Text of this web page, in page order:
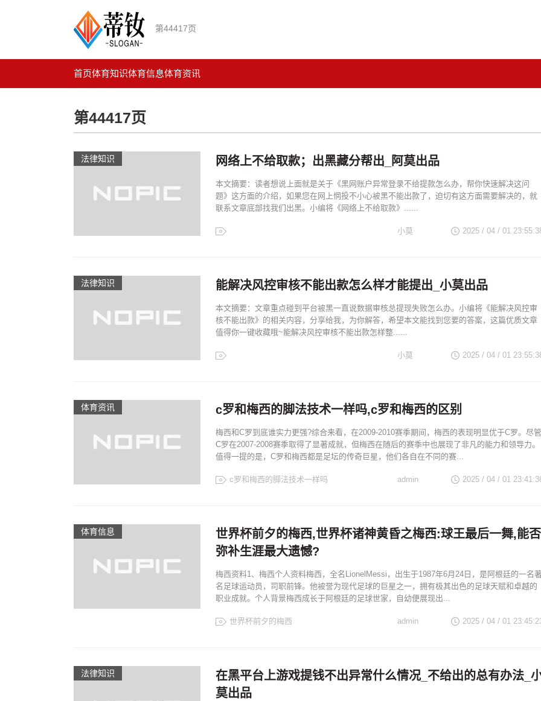
第44417页
首页体育知识体育信息体育资讯
第44417页
法律知识 网络上不给取款；出黑藏分帮出_阿莫出品
本文摘要：读者想说上面就是关于《黑网账户异常登录不给提款怎么办，帮你快速解决这问
题》这方面的介绍，如果您在网上惘投不小心被黑不能出款了，迫切有这方面需要解决的，就
联系文章底部找我们出黑。小编将《网络上不给取款》......
2025 / 04 / 01
小莫
法律知识 能解决风控审核不能出款怎么样才能提出_小莫出品
本文摘要：文章重点碰到平台被黑一直说数据审核总提现失败怎么办。小编将《能解决风控审
核不能出款》的相关内容，分享给我，为你解答，希望本文能找到您要的答案，这篇优质文章
值得你一键收藏哦~能解决风控审核不能出款怎样整......
2025 / 04 / 01
小莫
体育资讯 c罗和梅西的脚法技术一样吗,c罗和梅西的区别
梅西和C罗到底谁实力更强?综合来看，在2009-2010赛季期间，梅西的表现明显优于C罗。尽管
C罗在2007-2008赛季取得了显著成就，但梅西在随后的赛季中也展现了非凡的能力和领导力。
值得一提的是，C罗和梅西都是足坛的传奇巨星，他们各自在不同的赛...
c罗和梅西的脚法技术一样吗 2025 / 04 / 01
admin
体育信息
世界杯前夕的梅西,世界杯诸神黄昏之梅西:球王最后一舞,能否
弥补生涯最大遗憾?
梅西资料1、梅西个人资料梅西，全名LionelMessi，出生于1987年6月24日，是阿根廷的一名
名足球运动员，司职前锋。他被誉为现代足球的巨星之一，拥有极其出色的足球天赋和卓越的
职业成就。个人背景梅西成长于阿根廷的足球世家，自幼便展现出...
世界杯前夕的梅西 2025 / 04 / 01
admin
法律知识
在黑平台上游戏提钱不出异常什么情况_不给出的总有办法_
莫出品